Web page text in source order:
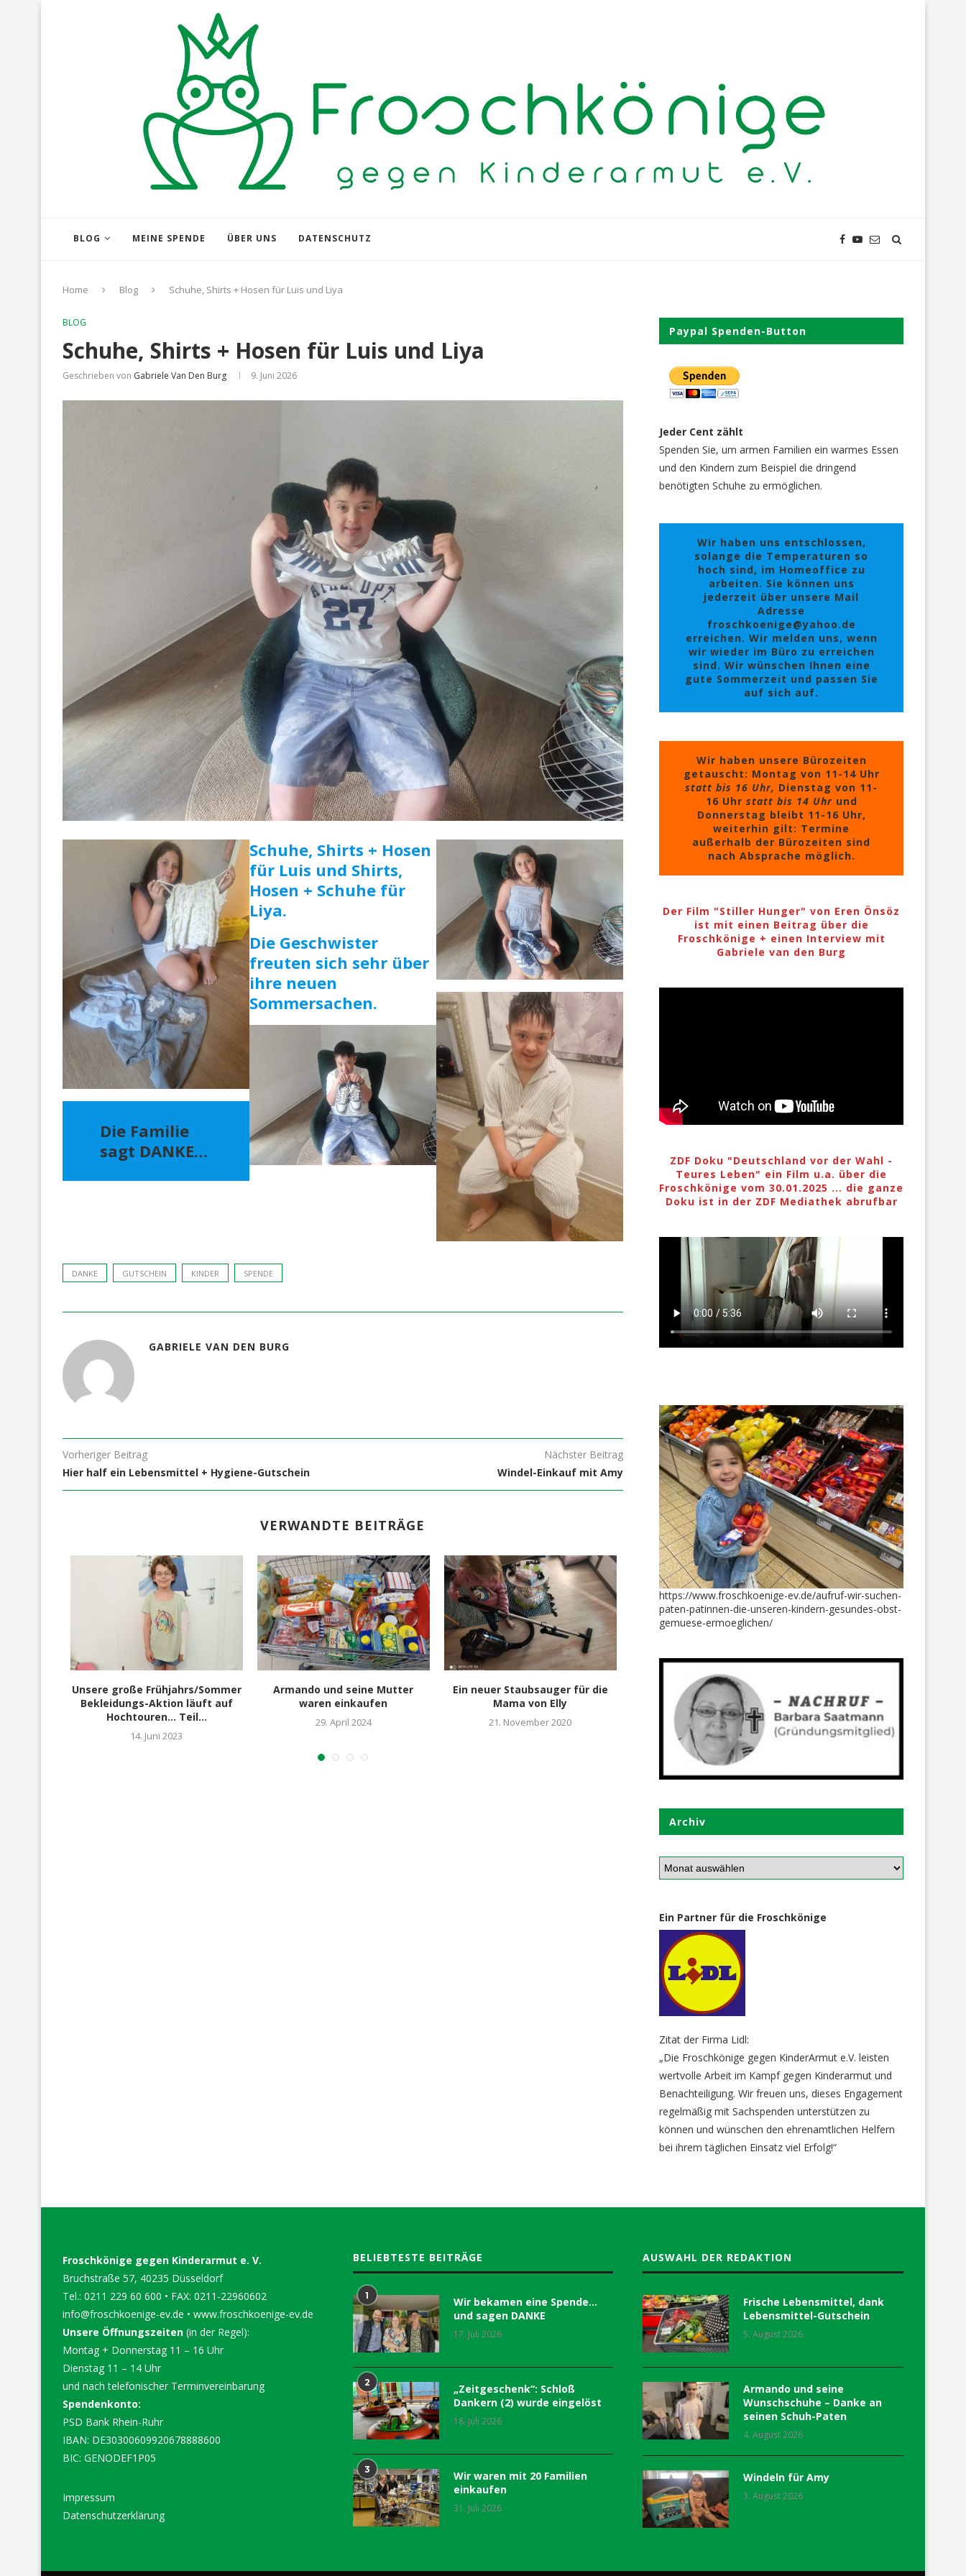
BLOG MEINE SPENDE ÜBER UNS DATENSCHUTZ
Home Blog Schuhe, Shirts + Hosen für Luis und Liya
BLOG
Schuhe, Shirts + Hosen für Luis und Liya
Geschrieben von Gabriele Van Den Burg 9. Juni 2026
Die Familie
sagt DANKE…
Schuhe, Shirts + Hosen
für Luis und Shirts,
Hosen + Schuhe für
Liya.
Die Geschwister
freuten sich sehr über
ihre neuen
Sommersachen.
DANKE GUTSCHEIN KINDER SPENDE
GABRIELE VAN DEN BURG
Vorheriger Beitrag
Hier half ein Lebensmittel + Hygiene-Gutschein
Nächster Beitrag
Windel-Einkauf mit Amy
VERWANDTE BEITRÄGE
Unsere große Frühjahrs/Sommer
Bekleidungs-Aktion läuft auf
Hochtouren… Teil...
14. Juni 2023
Armando und seine Mutter
waren einkaufen
29. April 2024
Ein neuer Staubsauger für die
Mama von Elly
21. November 2020
Zu Gast bei unseren Familien –
Dank unserer...
1. August 2026 26. Oktober 2019
Paypal Spenden-Button
Jeder Cent zählt
Spenden Sie, um armen Familien ein warmes Essen
und den Kindern zum Beispiel die dringend
benötigten Schuhe zu ermöglichen.
Wir haben uns entschlossen,
solange die Temperaturen so
hoch sind, im Homeoffice zu
arbeiten. Sie können uns
jederzeit über unsere Mail
Adresse
froschkoenige@yahoo.de
erreichen. Wir melden uns, wenn
wir wieder im Büro zu erreichen
sind. Wir wünschen Ihnen eine
gute Sommerzeit und passen Sie
auf sich auf.
Wir haben unsere Bürozeiten
getauscht: Montag von 11-14 Uhr
statt bis 16 Uhr, Dienstag von 11-
16 Uhr statt bis 14 Uhrund
Donnerstag bleibt 11-16 Uhr,
weiterhin gilt: Termine
außerhalb der Bürozeiten sind
nach Absprache möglich.
Der Film "Stiller Hunger" von Eren Önsöz
ist mit einen Beitrag über die
Froschkönige + einen Interview mit
Gabriele van den Burg
ZDF Doku "Deutschland vor der Wahl -
Teures Leben" ein Film u.a. über die
Froschkönige vom 30.01.2025 ... die ganze
Doku ist in der ZDF Mediathek abrufbar
https://www.froschkoenige-ev.de/aufruf-wir-suchen-
paten-patinnen-die-unseren-kindern-gesundes-obst-
gemuese-ermoeglichen/
Archiv
Ein Partner für die Froschkönige
Zitat der Firma Lidl:
„Die Froschkönige gegen KinderArmut e.V. leisten
wertvolle Arbeit im Kampf gegen Kinderarmut und
Benachteiligung. Wir freuen uns, dieses Engagement
regelmäßig mit Sachspenden unterstützen zu
können und wünschen den ehrenamtlichen Helfern
bei ihrem täglichen Einsatz viel Erfolg!“
Froschkönige gegen Kinderarmut e. V.
Bruchstraße 57, 40235 Düsseldorf
Tel.: 0211 229 60 600 • FAX: 0211-22960602
info@froschkoenige-ev.de • www.froschkoenige-ev.de
Unsere Öffnungszeiten (in der Regel):
Montag + Donnerstag 11 – 16 Uhr
Dienstag 11 – 14 Uhr
und nach telefonischer Terminvereinbarung
Spendenkonto:
PSD Bank Rhein-Ruhr
IBAN: DE30300609920678888600
BIC: GENODEF1P05
Impressum
Datenschutzerklärung
BELIEBTESTE BEITRÄGE
1
Wir bekamen eine Spende…
und sagen DANKE
17. Juli 2026
2
„Zeitgeschenk“: Schloß
Dankern (2) wurde eingelöst
18. Juli 2026
3
Wir waren mit 20 Familien
einkaufen
31. Juli 2026
AUSWAHL DER REDAKTION
Frische Lebensmittel, dank
Lebensmittel-Gutschein
5. August 2026
Armando und seine
Wunschschuhe – Danke an
seinen Schuh-Paten
4. August 2026
Windeln für Amy
3. August 2026